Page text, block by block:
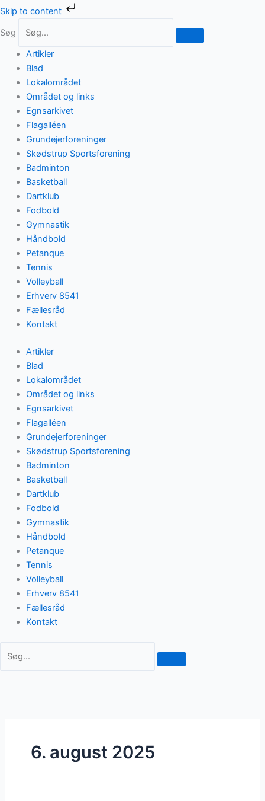
Skip to content
Gå
indholdet
Søg
Artikler
Blad
Lokalområdet
Området og links
Egnsarkivet
Flagalléen
Grundejerforeninger
Skødstrup Sportsforening
Badminton
Basketball
Dartklub
Fodbold
Gymnastik
Håndbold
Petanque
Tennis
Volleyball
Erhverv 8541
Fællesråd
Kontakt
Artikler
Blad
Lokalområdet
Området og links
Egnsarkivet
Flagalléen
Grundejerforeninger
Skødstrup Sportsforening
Badminton
Basketball
Dartklub
Fodbold
Gymnastik
Håndbold
Petanque
Tennis
Volleyball
Erhverv 8541
Fællesråd
Kontakt
6. august 2025